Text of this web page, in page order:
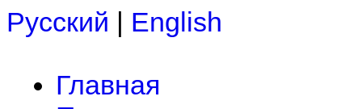
Русский | English
Главная